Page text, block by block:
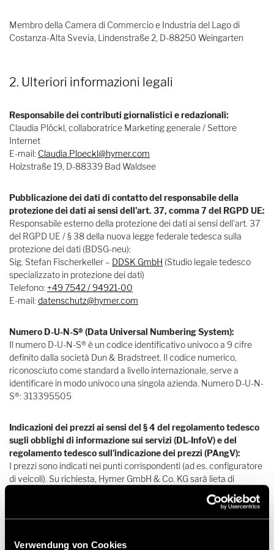
Verwendung von Cookies
Membro della Camera di Commercio e Industria del Lago di
Costanza-Alta Svevia, Lindenstraße 2, D-88250 Weingarten
2. Ulteriori informazioni legali
Responsabile dei contributi giornalistici e redazionali:
Claudia Plöckl, collaboratrice Marketing generale / Settore
Internet
E-mail: Claudia.Ploeckl@hymer.com
Holzstraße 19, D-88339 Bad Waldsee
Pubblicazione dei dati di contatto del responsabile della
protezione dei dati ai sensi dell'art. 37, comma 7 del RGPD UE:
Responsabile esterno della protezione dei dati ai sensi dell'art. 37
del RGPD UE / § 38 della nuova legge federale tedesca sulla
protezione dei dati (BDSG-neu):
Sig. Stefan Fischerkeller – DDSK GmbH (Studio legale tedesco
specializzato in protezione dei dati)
Telefono: +49 7542 / 94921-00
E-mail: datenschutz@hymer.com
Numero D-U-N-S® (Data Universal Numbering System):
Il numero D-U-N-S® è un codice identificativo univoco a 9 cifre
definito dalla società Dun & Bradstreet. Il codice numerico,
riconosciuto come standard a livello internazionale, serve a
identificare in modo univoco una singola azienda. Numero D-U-N-
S®: 313395505
Indicazioni dei prezzi ai sensi del § 4 del regolamento tedesco
sugli obblighi di informazione sui servizi (DL-InfoV) e del
regolamento tedesco sull'indicazione dei prezzi (PAngV):
I prezzi sono indicati nei punti corrispondenti (ad es. configuratore
di veicoli). Su richiesta, Hymer GmbH & Co. KG sarà lieta di